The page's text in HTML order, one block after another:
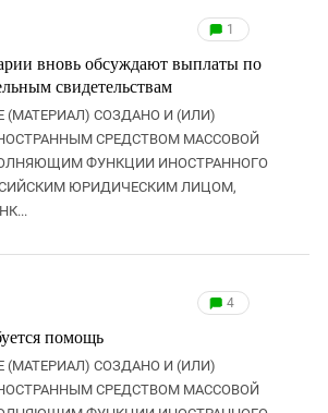
1
вновь обсуждают выплаты по
свидетельствам
СОЗДАНО И (ИЛИ)
СРЕДСТВОМ МАССОВОЙ
ФУНКЦИИ ИНОСТРАННОГО
ЮРИДИЧЕСКИМ ЛИЦОМ,
4
помощь
СОЗДАНО И (ИЛИ)
СРЕДСТВОМ МАССОВОЙ